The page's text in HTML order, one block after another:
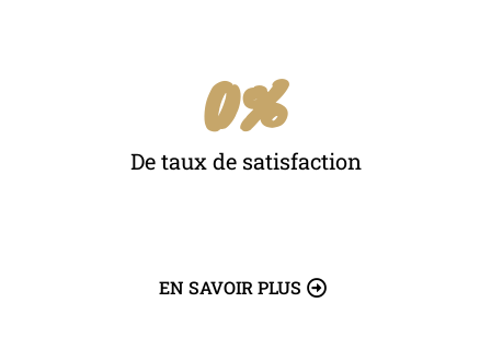
De taux de satisfaction
0%
EN SAVOIR PLUS